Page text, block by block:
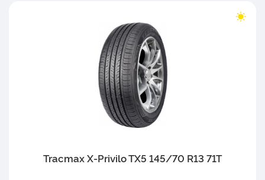
Tracmax X-Privilo TX5 145/70 R13 71T